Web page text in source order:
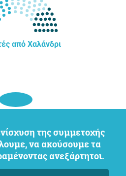
από Χαλάνδρι
να ακούσουμε τα
ανεξάρτητοι.